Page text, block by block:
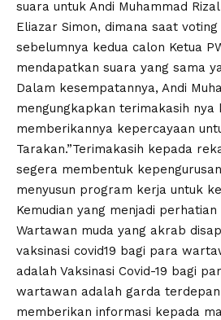
suara untuk Andi Muhammad
Eliazar Simon, dimana saat
sebelumnya kedua calon Ketua
mendapatkan suara yang sama
Dalam kesempatannya, Andi
mengungkapkan terimakasih nya
memberikannya kepercayaan
Tarakan.”Terimakasih kepada
segera membentuk
menyusun program kerja untuk
Kemudian yang menjadi
Wartawan muda yang akrab
vaksinasi covid19 bagi para
adalah Vaksinasi Covid-19 bagi
wartawan adalah garda
memberikan informasi kepada